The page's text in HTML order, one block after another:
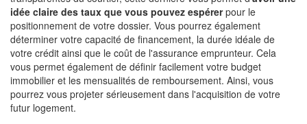
idée claire des taux que vous pouvez espérerpour le
positionnement de votre dossier. Vous pourrez également
déterminer votre capacité de financement, la durée idéale de
votre crédit ainsi que le coût de l'assurance emprunteur. Cela
vous permet également de définir facilement votre budget
immobilier et les mensualités de remboursement. Ainsi, vous
pourrez vous projeter sérieusement dans l'acquisition de votre
futur logement.